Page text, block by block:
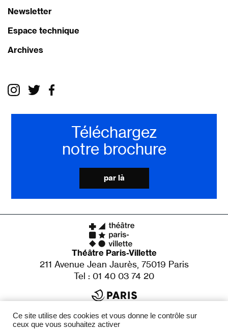
Newsletter
Espace technique
Archives
Téléchargez
notre brochure
par là
Théâtre Paris-Villette
211 Avenue Jean Jaurès, 75019 Paris
Tel : 01 40 03 74 20
DirectionAdrien de Van
Ce site utilise des cookies et vous donne le contrôle sur
ceux que vous souhaitez activer